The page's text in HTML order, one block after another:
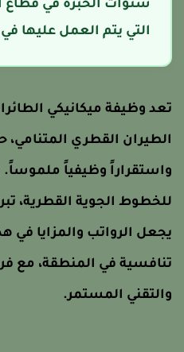
التي يتم العمل عليها في
وظيفة ميكانيكي
القطري المتنامي،
وظيفياً ملموساً.
الجوية القطرية، تبرز
الرواتب والمزايا في
في المنطقة، مع
المستمر.